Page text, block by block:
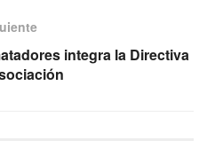
integra la Directiva